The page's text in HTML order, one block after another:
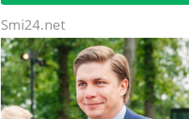
Smi24.net